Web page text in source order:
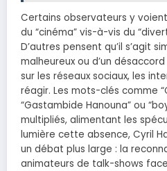
Certains observateurs y
du “cinéma” vis-à-vis du
D’autres pensent qu’il s’agit
malheureux ou d’un
sur les réseaux sociaux, les
réagir. Les mots-clés comme
“Gastambide Hanouna” ou
multipliés, alimentant les
lumière cette absence, Cyril
un débat plus large : la
animateurs de talk-shows